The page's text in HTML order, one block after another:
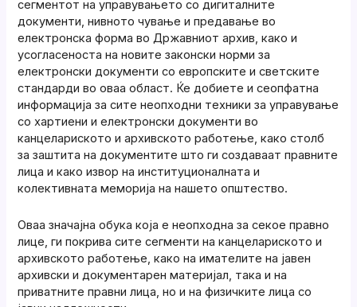
сегментот на управувањето со дигиталните
документи, нивното чување и предавање во
електронска форма во Државниот архив, како и
усогласеноста на новите законски норми за
електронски документи со европските и светските
стандарди во оваа област. Ќе добиете и сеопфатна
информација за сите неопходни техники за управување
со хартиени и електронски документи во
канцелариското и архивското работење, како столб
за заштита на документите што ги создаваат правните
лица и како извор на институционалната и
колективната меморија на нашето општество.
Оваа значајна обука која е неопходна за секое правно
лице, ги покрива сите сегменти на канцелариското и
архивското работење, како на имателите на јавен
архивски и документарен материјал, така и на
приватните правни лица, но и на физичките лица со